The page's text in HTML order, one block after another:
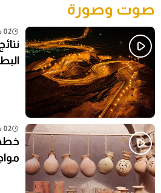
صوت وصورة
02 سبتمبر 2024 - 18:15
02 سبتمبر 2024 - 15:30